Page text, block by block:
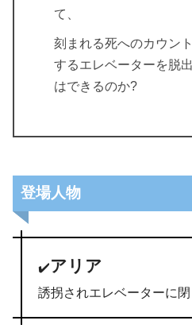
て、
刻まれる死へのカウン
するエレベーターを脱
はできるのか?
登場人物
✔️アリア
誘拐されエレベーターに